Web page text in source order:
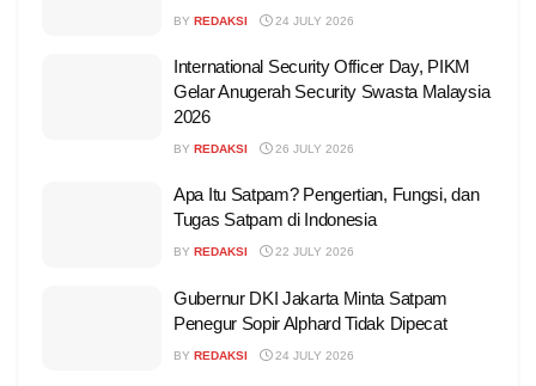
BY REDAKSI 24 JULY 2026
International Security Officer Day, PIKM
Gelar Anugerah Security Swasta Malaysia
2026
BY REDAKSI 26 JULY 2026
Apa Itu Satpam? Pengertian, Fungsi, dan
Tugas Satpam di Indonesia
BY REDAKSI 22 JULY 2026
Gubernur DKI Jakarta Minta Satpam
Penegur Sopir Alphard Tidak Dipecat
BY REDAKSI 24 JULY 2026